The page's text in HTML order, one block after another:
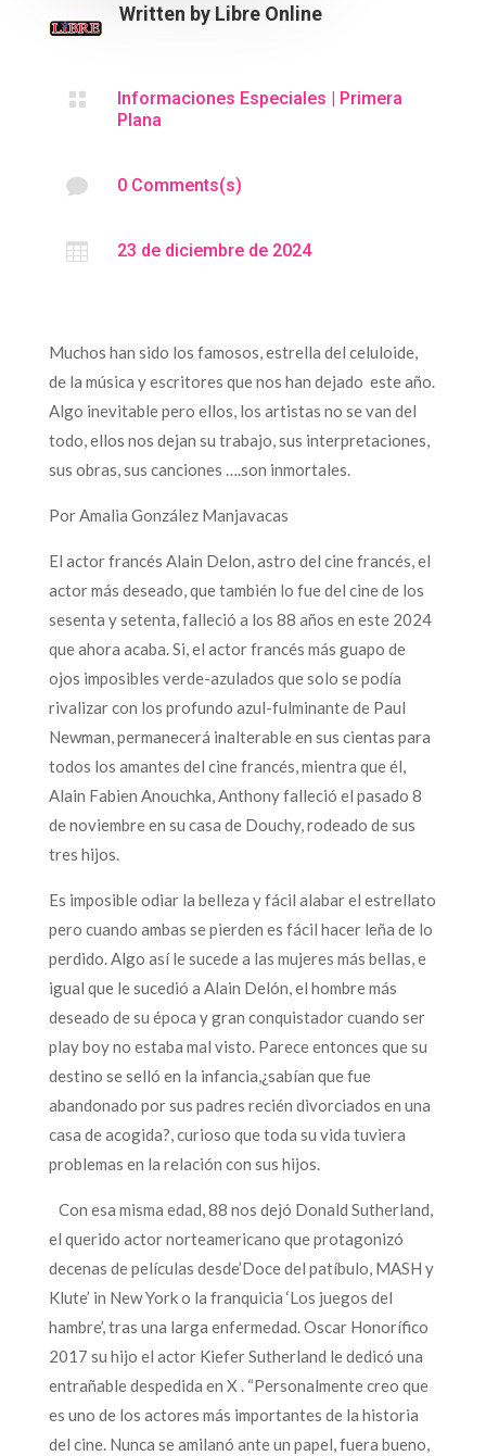
Written by Libre Online
 Informaciones Especiales | Primera
Plana
 0 Comments(s)
 23 de diciembre de 2024
Muchos han sido los famosos, estrella del celuloide,
de la música y escritores que nos han dejado este año.
Algo inevitable pero ellos, los artistas no se van del
todo, ellos nos dejan su trabajo, sus interpretaciones,
sus obras, sus canciones ….son inmortales.
Por Amalia González Manjavacas
El actor francés Alain Delon, astro del cine francés, el
actor más deseado, que también lo fue del cine de los
sesenta y setenta, falleció a los 88 años en este 2024
que ahora acaba. Si, el actor francés más guapo de
ojos imposibles verde-azulados que solo se podía
rivalizar con los profundo azul-fulminante de Paul
Newman, permanecerá inalterable en sus cientas para
todos los amantes del cine francés, mientra que él,
Alain Fabien Anouchka, Anthony falleció el pasado 8
de noviembre en su casa de Douchy, rodeado de sus
tres hijos.
Es imposible odiar la belleza y fácil alabar el estrellato
pero cuando ambas se pierden es fácil hacer leña de lo
perdido. Algo así le sucede a las mujeres más bellas, e
igual que le sucedió a Alain Delón, el hombre más
deseado de su época y gran conquistador cuando ser
play boy no estaba mal visto. Parece entonces que su
destino se selló en la infancia,¿sabían que fue
abandonado por sus padres recién divorciados en una
casa de acogida?, curioso que toda su vida tuviera
problemas en la relación con sus hijos.
Con esa misma edad, 88 nos dejó Donald Sutherland,
el querido actor norteamericano que protagonizó
decenas de películas desde’Doce del patíbulo, MASH y
Klute’ in New York o la franquicia ‘Los juegos del
hambre’, tras una larga enfermedad. Oscar Honorífico
2017 su hijo el actor Kiefer Sutherland le dedicó una
entrañable despedida en X . “Personalmente creo que
es uno de los actores más importantes de la historia
del cine. Nunca se amilanó ante un papel, fuera bueno,